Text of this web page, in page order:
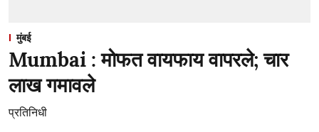
मुंबई
Mumbai : मोफत वायफाय वापरले; चार
लाख गमावले
प्रतिनिधी